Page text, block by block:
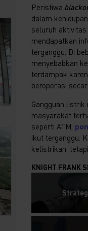
Peristiwa
dalam
seluruh
mendapatkan
terganggu. Di
menyebabkan
terdampak
beroperasi
Gangguan
masyarakat
seperti ATM,
ikut terganggu.
kelistrikan,
KNIGHT FRANK